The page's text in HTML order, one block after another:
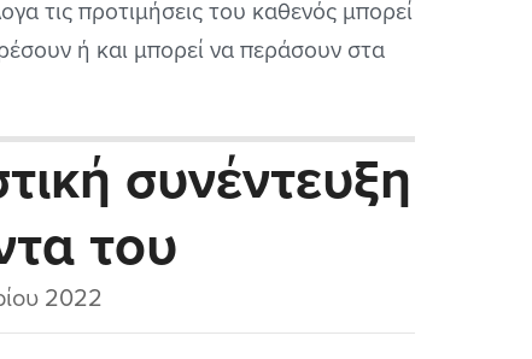
τις προτιμήσεις του καθενός μπορεί
ή και μπορεί να περάσουν στα
για πολλά χρόνια σχεδόν...
συνέντευξη
του
(2022)
2022